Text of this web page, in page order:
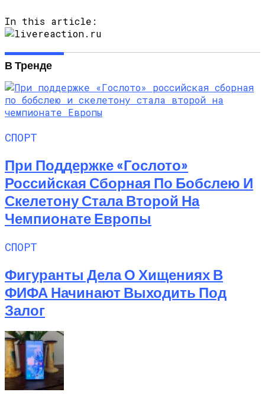
In this article:
В Тренде
СПОРТ
При Поддержке «Гослото»
Российская Сборная По Бобслею И
Скелетону Стала Второй На
Чемпионате Европы
СПОРТ
Фигуранты Дела О Хищениях В
ФИФА Начинают Выходить Под
Залог